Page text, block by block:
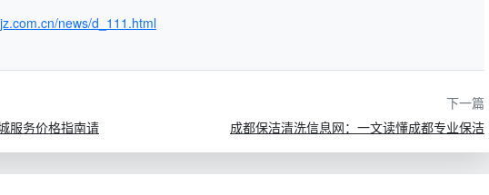
解析不同频次下，您的家庭具体花费情况。
平米中等户型为估算基础）
洁时
参考价格区间
news/d_111.html
服务价格指南请
下一篇
成都保洁清洗信息网：一文读懂成都专业保洁